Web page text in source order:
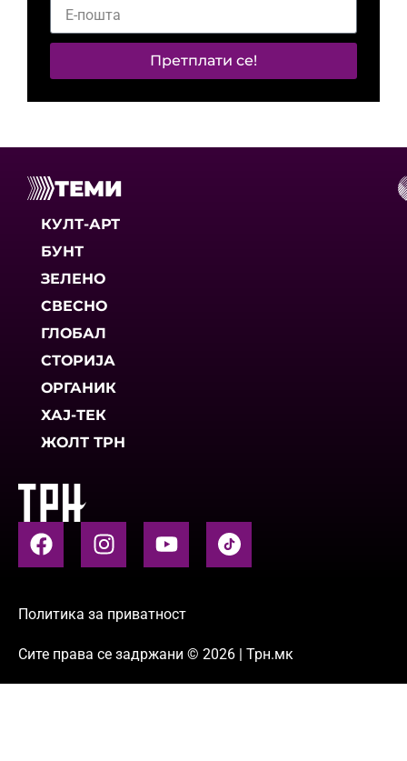
Претплати се!
ТЕМИ
КУЛТ-АРТ
БУНТ
ЗЕЛЕНО
СВЕСНО
ГЛОБАЛ
СТОРИЈА
ОРГАНИК
ХАЈ-ТЕК
ЖОЛТ ТРН
Политика за приватност
Сите права се задржани © 2026 | Трн.мк